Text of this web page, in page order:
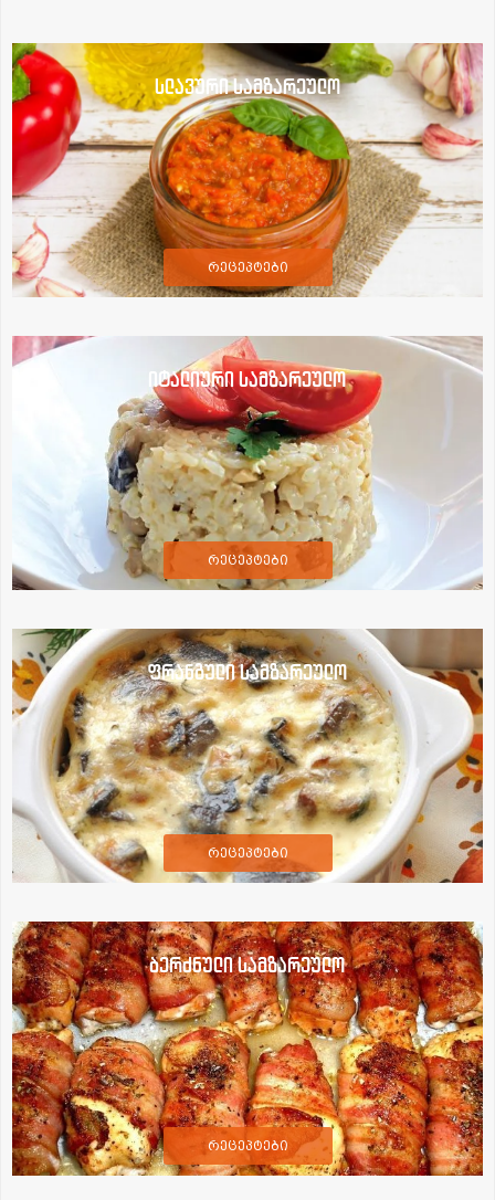
სლავური სამზარეულო
რეცეპტები
იტალიური სამზარეულო
რეცეპტები
ფრანგული სამზარეულო
რეცეპტები
ბერძნული სამზარეულო
რეცეპტები